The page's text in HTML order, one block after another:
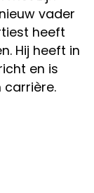
vader
heeft
Hij heeft in
en is
carrière.